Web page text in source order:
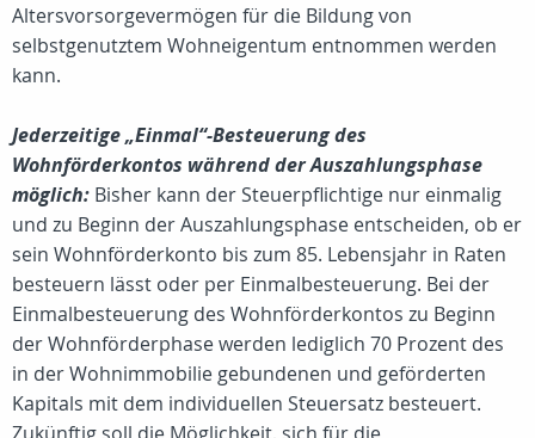
Altersvorsorgevermögen für die Bildung von
selbstgenutztem Wohneigentum entnommen werden
kann.
Jederzeitige „Einmal“-Besteuerung des
Wohnförderkontos während der Auszahlungsphase
möglich: Bisher kann der Steuerpflichtige nur einmalig
und zu Beginn der Auszahlungsphase entscheiden, ob er
sein Wohnförderkonto bis zum 85. Lebensjahr in Raten
besteuern lässt oder per Einmalbesteuerung. Bei der
Einmalbesteuerung des Wohnförderkontos zu Beginn
der Wohnförderphase werden lediglich 70 Prozent des
in der Wohnimmobilie gebundenen und geförderten
Kapitals mit dem individuellen Steuersatz besteuert.